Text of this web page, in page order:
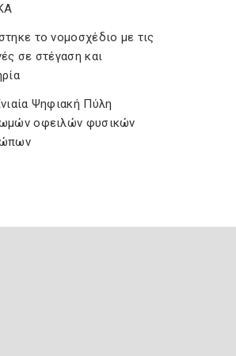
το νομοσχέδιο με τις
σε στέγαση και
Ψηφιακή Πύλη
οφειλών φυσικών